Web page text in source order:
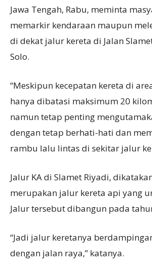
Jawa Tengah, Rabu, meminta
memarkir kendaraan maupun
di dekat jalur kereta di Jalan
Solo.
“Meskipun kecepatan kereta di
hanya dibatasi maksimum 20
namun tetap penting
dengan tetap berhati-hati dan
rambu lalu lintas di sekitar jalur
Jalur KA di Slamet Riyadi,
merupakan jalur kereta api yang
Jalur tersebut dibangun pada
“Jadi jalur keretanya
dengan jalan raya,” katanya.